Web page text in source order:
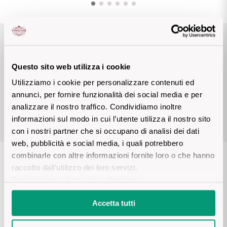
Questo sito web utilizza i cookie
Utilizziamo i cookie per personalizzare contenuti ed
annunci, per fornire funzionalità dei social media e per
analizzare il nostro traffico. Condividiamo inoltre
informazioni sul modo in cui l’utente utilizza il nostro sito
con i nostri partner che si occupano di analisi dei dati
web, pubblicità e social media, i quali potrebbero
combinarle con altre informazioni fornite loro o che hanno
raccolto dall’utilizzo dei loro servizi.
Accetta tutti
Vini Toscani
Vini Umbri
Vini Veneti
Vini della Champagne
Premi e riconoscimenti
BIBENDA Fondazione
Italiana Sommelier 2017
Scheda tecnica